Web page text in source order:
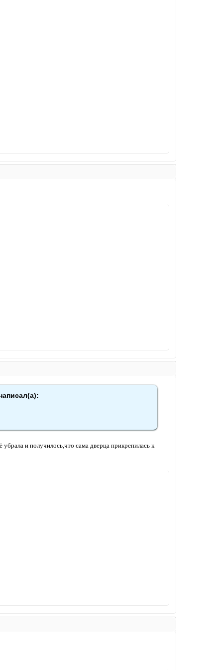
и получилось,что сама дверца прикрепилась к